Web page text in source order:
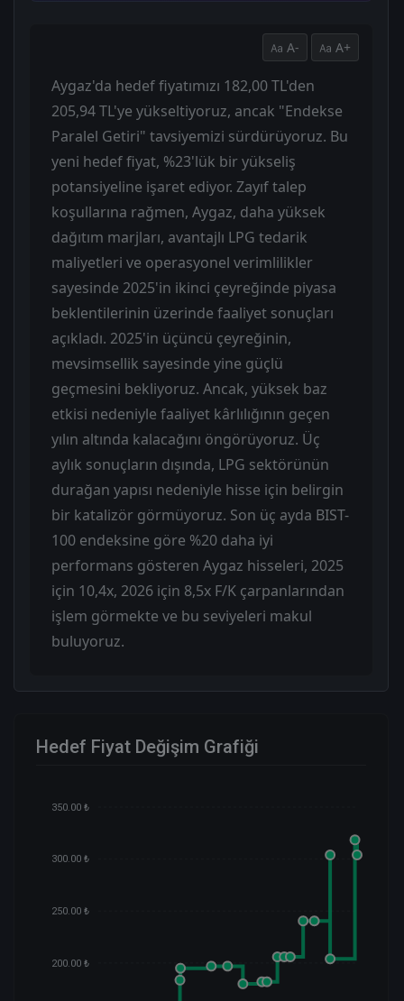
A- A+
Aygaz'da hedef fiyatımızı 182,00 TL'den
205,94 TL'ye yükseltiyoruz, ancak "Endekse
Paralel Getiri" tavsiyemizi sürdürüyoruz. Bu
yeni hedef fiyat, %23'lük bir yükseliş
potansiyeline işaret ediyor. Zayıf talep
koşullarına rağmen, Aygaz, daha yüksek
dağıtım marjları, avantajlı LPG tedarik
maliyetleri ve operasyonel verimlilikler
sayesinde 2025'in ikinci çeyreğinde piyasa
beklentilerinin üzerinde faaliyet sonuçları
açıkladı. 2025'in üçüncü çeyreğinin,
mevsimsellik sayesinde yine güçlü
geçmesini bekliyoruz. Ancak, yüksek baz
etkisi nedeniyle faaliyet kârlılığının geçen
yılın altında kalacağını öngörüyoruz. Üç
aylık sonuçların dışında, LPG sektörünün
durağan yapısı nedeniyle hisse için belirgin
bir katalizör görmüyoruz. Son üç ayda BIST-
100 endeksine göre %20 daha iyi
performans gösteren Aygaz hisseleri, 2025
için 10,4x, 2026 için 8,5x F/K çarpanlarından
işlem görmekte ve bu seviyeleri makul
buluyoruz.
Hedef Fiyat Değişim Grafiği
350.00 ₺
300.00 ₺
250.00 ₺
200.00 ₺